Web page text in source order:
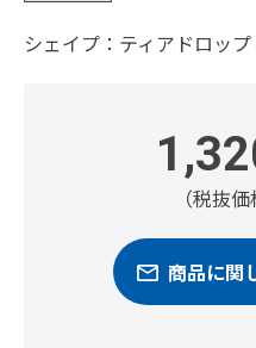
シェイプ：ティアドロッ
（税抜
商品に関